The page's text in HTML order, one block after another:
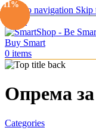
Skip to navigation Skip
0 items
Опрема
Categories
-14%
-13%
-12%
-12%
-17%
-11%